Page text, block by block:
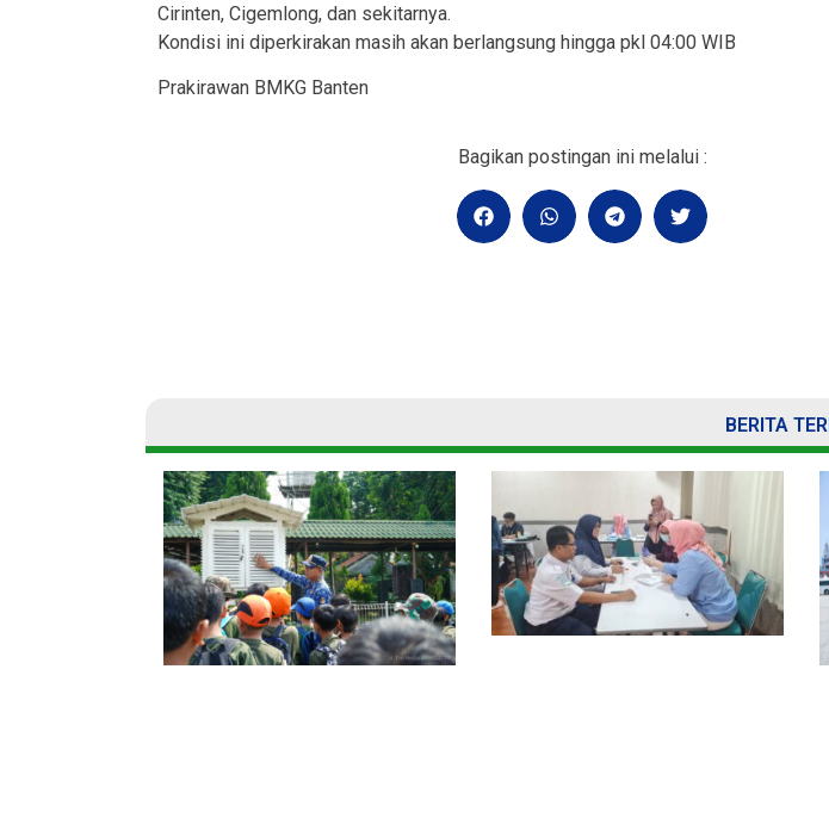
Cirinten, Cigemlong, dan sekitarnya.
Kondisi ini diperkirakan masih akan berlangsung hingga pkl 04:00 WIB
Prakirawan BMKG Banten
Bagikan postingan ini melalui :
BERITA